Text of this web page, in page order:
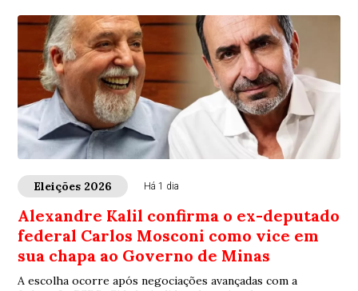
Eleições 2026 Há 1 dia
Alexandre Kalil confirma o ex-deputado
federal Carlos Mosconi como vice em
sua chapa ao Governo de Minas
A escolha ocorre após negociações avançadas com a